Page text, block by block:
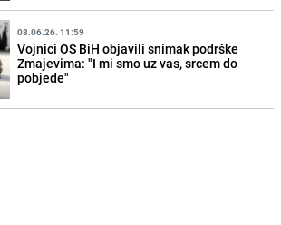
08.06.26. 11:59
Vojnici OS BiH objavili snimak podrške
Zmajevima: "I mi smo uz vas, srcem do
pobjede"